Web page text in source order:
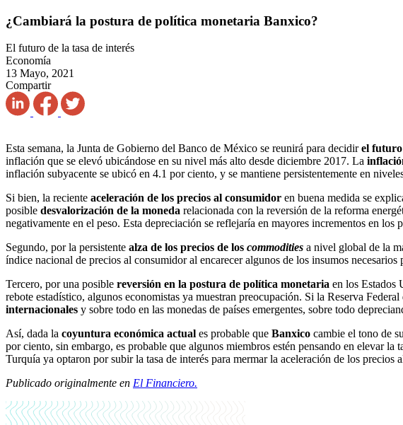
¿Cambiará la postura de política monetaria Banxico?
El futuro de la tasa de interés
Economía
13 Mayo, 2021
Compartir
Esta semana, la Junta de Gobierno del Banco de México se reunirá para decidirel futuro
inflación que se elevó ubicándose en su nivel más alto desde diciembre 2017. La
inflación subyacente se ubicó en 4.1 por ciento, y se mantiene persistentemente en
Si bien, la reciente aceleración de los precios al consumidor en buena medida se
posible desvalorización de la moneda relacionada con la reversión de la reforma
negativamente en el peso. Esta depreciación se reflejaría en mayores incrementos en los
Segundo, por la persistente alza de los precios de los commodities a nivel global de la
índice nacional de precios al consumidor al encarecer algunos de los insumos necesarios
Tercero, por una posible reversión en la postura de política monetaria en los Estados
rebote estadístico, algunos economistas ya muestran preocupación. Si la Reserva
internacionales y sobre todo en las monedas de países emergentes, sobre todo
Así, dada la coyuntura económica actual es probable que Banxico cambie el tono de
por ciento, sin embargo, es probable que algunos miembros estén pensando en elevar
Turquía ya optaron por subir la tasa de interés para mermar la aceleración de los precios
Publicado originalmente en El Financiero.